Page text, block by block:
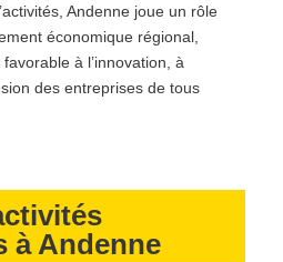
Andenne joue un rôle
économique régional,
à l’innovation, à
des entreprises de tous
à Andenne